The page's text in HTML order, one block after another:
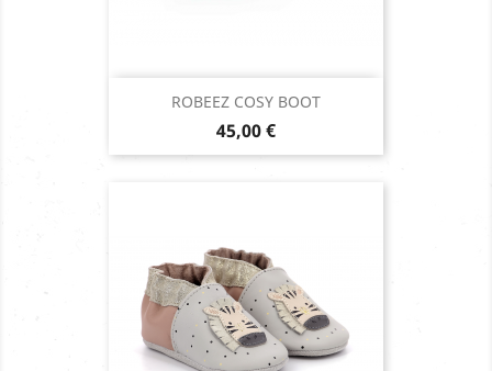
ROBEEZ COSY BOOT
Prix
45,00 €